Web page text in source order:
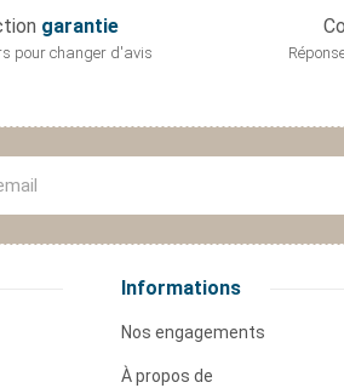
garantie
pour changer d'avis
Informations
Nos engagements
À propos de